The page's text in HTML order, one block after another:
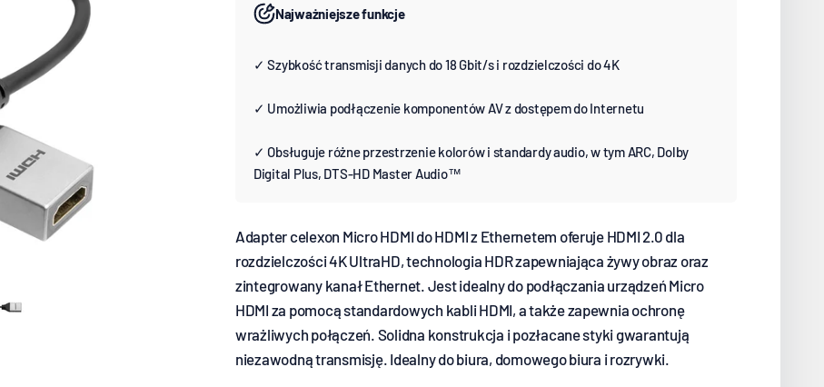
Najważniejsze funkcje
✓ Szybkość transmisji danych do 18 Gbit/s i rozdzielczości do 4K
✓ Umożliwia podłączenie komponentów AV z dostępem do Internetu
✓ Obsługuje różne przestrzenie kolorów i standardy audio, w tym ARC, Dolby
Digital Plus, DTS-HD Master Audio™
Adapter celexon Micro HDMI do HDMI z Ethernetem oferuje HDMI 2.0 dla
rozdzielczości 4K UltraHD, technologia HDR zapewniająca żywy obraz oraz
zintegrowany kanał Ethernet. Jest idealny do podłączania urządzeń Micro
HDMI za pomocą standardowych kabli HDMI, a także zapewnia ochronę
wrażliwych połączeń. Solidna konstrukcja i pozłacane styki gwarantują
niezawodną transmisję. Idealny do biura, domowego biura i rozrywki.